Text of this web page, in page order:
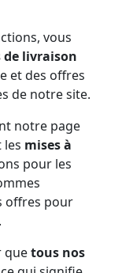
vous
de livraison
et des offres
de notre site.
notre page
les mises à
pour les
offres pour
quetous nos